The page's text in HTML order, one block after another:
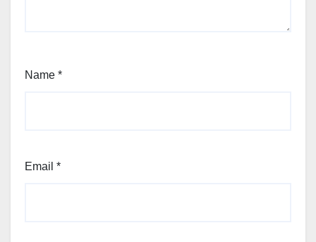
Name *
Email *